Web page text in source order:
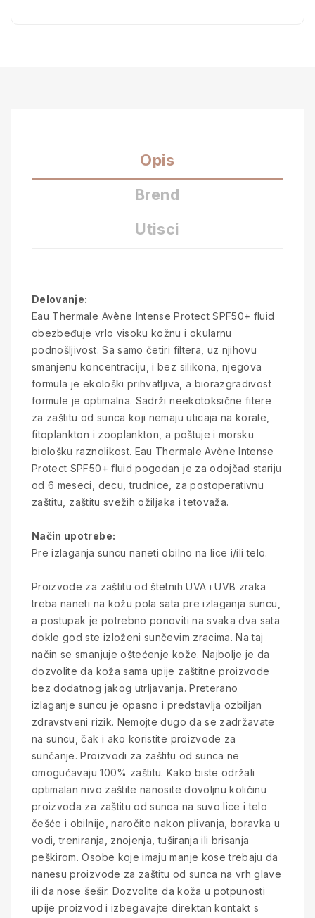
Opis
Brend
Utisci
Delovanje:
Eau Thermale Avène Intense Protect SPF50+ fluid
obezbeđuje vrlo visoku kožnu i okularnu
podnošljivost. Sa samo četiri filtera, uz njihovu
smanjenu koncentraciju, i bez silikona, njegova
formula je ekološki prihvatljiva, a biorazgradivost
formule je optimalna. Sadrži neekotoksične fitere
za zaštitu od sunca koji nemaju uticaja na korale,
fitoplankton i zooplankton, a poštuje i morsku
biološku raznolikost. Eau Thermale Avène Intense
Protect SPF50+ fluid pogodan je za odojčad stariju
od 6 meseci, decu, trudnice, za postoperativnu
zaštitu, zaštitu svežih ožiljaka i tetovaža.
Način upotrebe:
Pre izlaganja suncu naneti obilno na lice i/ili telo.
Proizvode za zaštitu od štetnih UVA i UVB zraka
treba naneti na kožu pola sata pre izlaganja suncu,
a postupak je potrebno ponoviti na svaka dva sata
dokle god ste izloženi sunčevim zracima. Na taj
način se smanjuje oštećenje kože. Najbolje je da
dozvolite da koža sama upije zaštitne proizvode
bez dodatnog jakog utrljavanja. Preterano
izlaganje suncu je opasno i predstavlja ozbiljan
zdravstveni rizik. Nemojte dugo da se zadržavate
na suncu, čak i ako koristite proizvode za
sunčanje. Proizvodi za zaštitu od sunca ne
omogućavaju 100% zaštitu. Kako biste održali
optimalan nivo zaštite nanosite dovoljnu količinu
proizvoda za zaštitu od sunca na suvo lice i telo
češće i obilnije, naročito nakon plivanja, boravka u
vodi, treniranja, znojenja, tuširanja ili brisanja
peškirom. Osobe koje imaju manje kose trebaju da
nanesu proizvode za zaštitu od sunca na vrh glave
ili da nose šešir. Dozvolite da koža u potpunosti
upije proizvod i izbegavajte direktan kontakt s